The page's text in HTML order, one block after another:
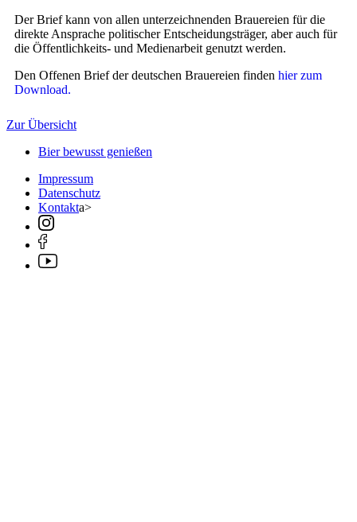
Der Brief kann von allen unterzeichnenden Brauereien für die
direkte Ansprache politischer Entscheidungsträger, aber auch für
die Öffentlichkeits- und Medienarbeit genutzt werden.
Den Offenen Brief der deutschen Brauereien finden hier zum
Download.
Zur Übersicht
Bier bewusst genießen
Impressum
Datenschutz
Kontakta>